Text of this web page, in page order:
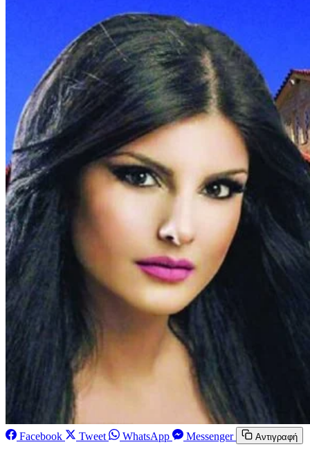
Facebook Tweet WhatsApp Messenger Αντιγραφή